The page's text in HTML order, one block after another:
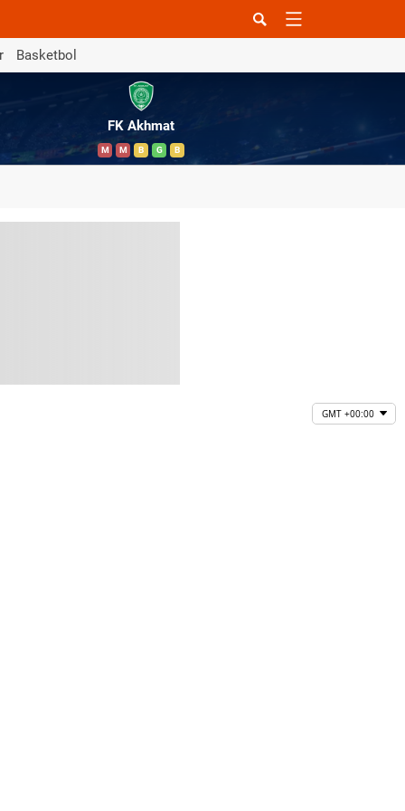
Basketbol
FK Akhmat
M M B G B
GMT +00:00